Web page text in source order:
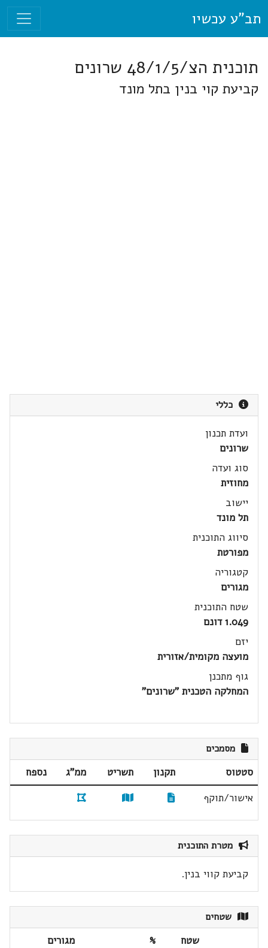
תב"ע עכשיו
תוכנית הצ/48/1/5 שרונים
קביעת קוי בנין בתל מונד
כללי
ועדת תכנון
שרונים
סוג ועדה
מחוזית
יישוב
תל מונד
סיווג התוכנית
מפורטת
קטגוריה
מגורים
שטח התוכנית
1.049 דונם
יזם
מועצה מקומית/אזורית
גוף מתכנן
המחלקה הטכנית "שרונים"
מסמכים
סטטוס תקנון תשריט ממ"ג
נספח
אישור/תוקף
מטרת התוכנית
קביעת קווי בנין.
שטחים
שטח
%
מגורים